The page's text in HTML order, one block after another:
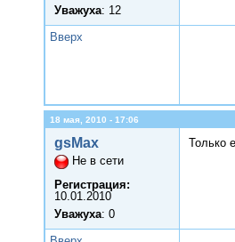
Уважуха: 12
Вверх
18 мая, 2010 - 17:06
gsMax
Не в сети
Регистрация:
10.01.2010
Уважуха: 0
Только